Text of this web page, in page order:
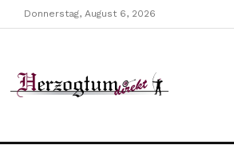
Donnerstag, August 6, 2026